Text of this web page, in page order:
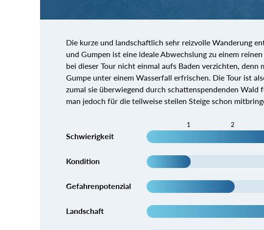
Die kurze und landschaftlich sehr reizvolle Wanderung
und Gumpen ist eine ideale Abwechslung zu einem
bei dieser Tour nicht einmal aufs Baden verzichten, denn
Gumpe unter einem Wasserfall erfrischen. Die Tour ist
zumal sie überwiegend durch schattenspendenden
man jedoch für die teilweise steilen Steige schon
1 2
Schwierigkeit
Kondition
Gefahrenpotenzial
Landschaft